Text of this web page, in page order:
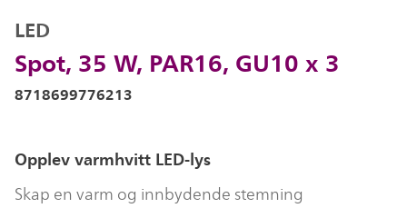
Spot, 35 W, PAR16, GU10 x 3
LED
8718699776213
Opplev varmhvitt LED-lys
Skap en varm og innbydende stemning